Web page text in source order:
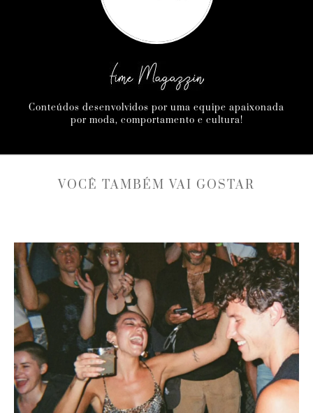
Conteúdos desenvolvidos por uma equipe apaixonada
por moda, comportamento e cultura!
VOCÊ TAMBÉM VAI GOSTAR